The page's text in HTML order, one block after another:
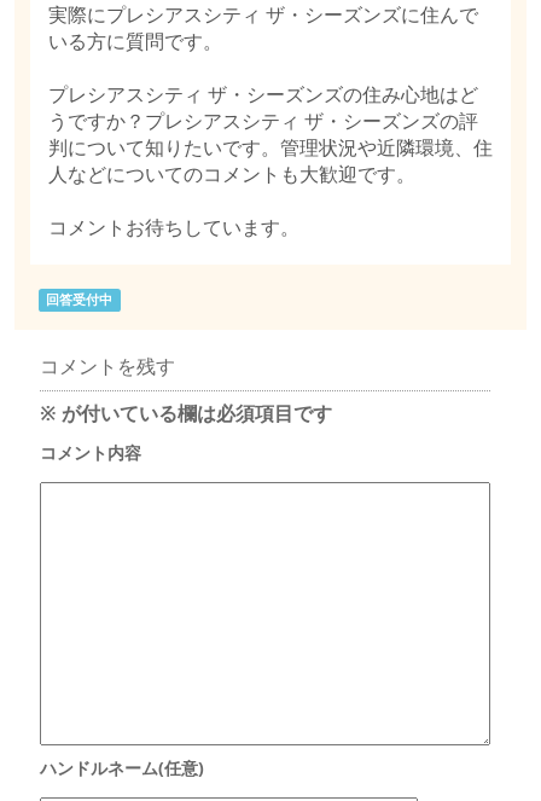
実際にプレシアスシティ ザ・シーズンズに住んで
いる方に質問です。
プレシアスシティ ザ・シーズンズの住み心地はど
うですか？プレシアスシティ ザ・シーズンズの評
判について知りたいです。管理状況や近隣環境、住
人などについてのコメントも大歓迎です。
コメントお待ちしています。
回答受付中
コメントを残す
※ が付いている欄は必須項目です